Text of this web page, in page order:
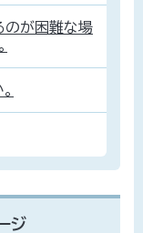
のが困難な場
ジ